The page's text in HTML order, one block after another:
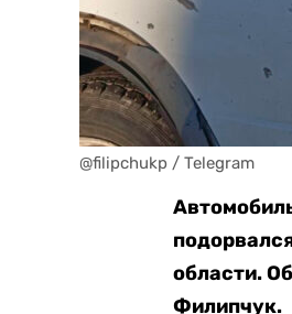
@filipchukp / Telegram
области.
Филипчук.